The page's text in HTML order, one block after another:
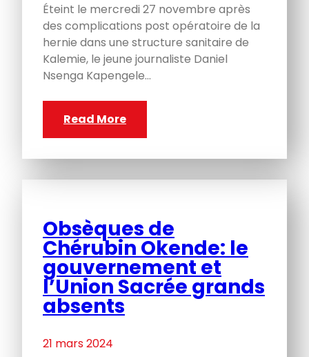
Éteint le mercredi 27 novembre après
des complications post opératoire de la
hernie dans une structure sanitaire de
Kalemie, le jeune journaliste Daniel
Nsenga Kapengele…
Read More
Obsèques de
Chérubin Okende: le
gouvernement et
l’Union Sacrée grands
absents
21 mars 2024